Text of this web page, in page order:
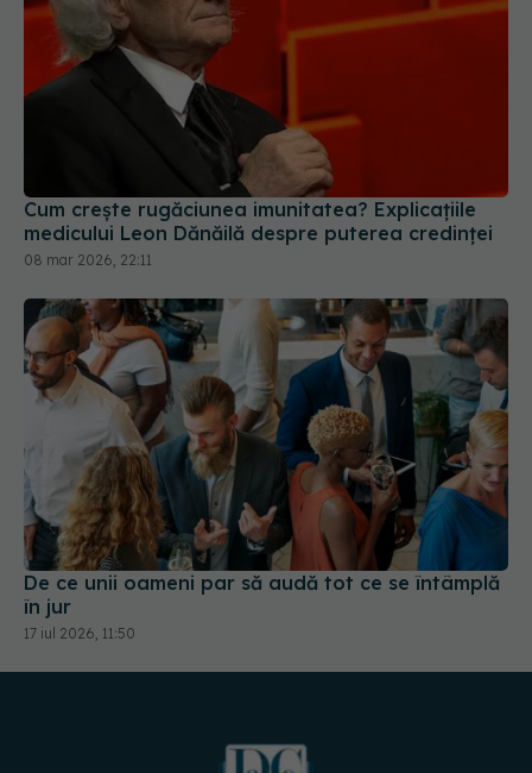
Cum crește rugăciunea imunitatea? Explicațiile
medicului Leon Dănăilă despre puterea credinței
08 mar 2026, 22:11
De ce unii oameni par să audă tot ce se întâmplă
în jur
17 iul 2026, 11:50